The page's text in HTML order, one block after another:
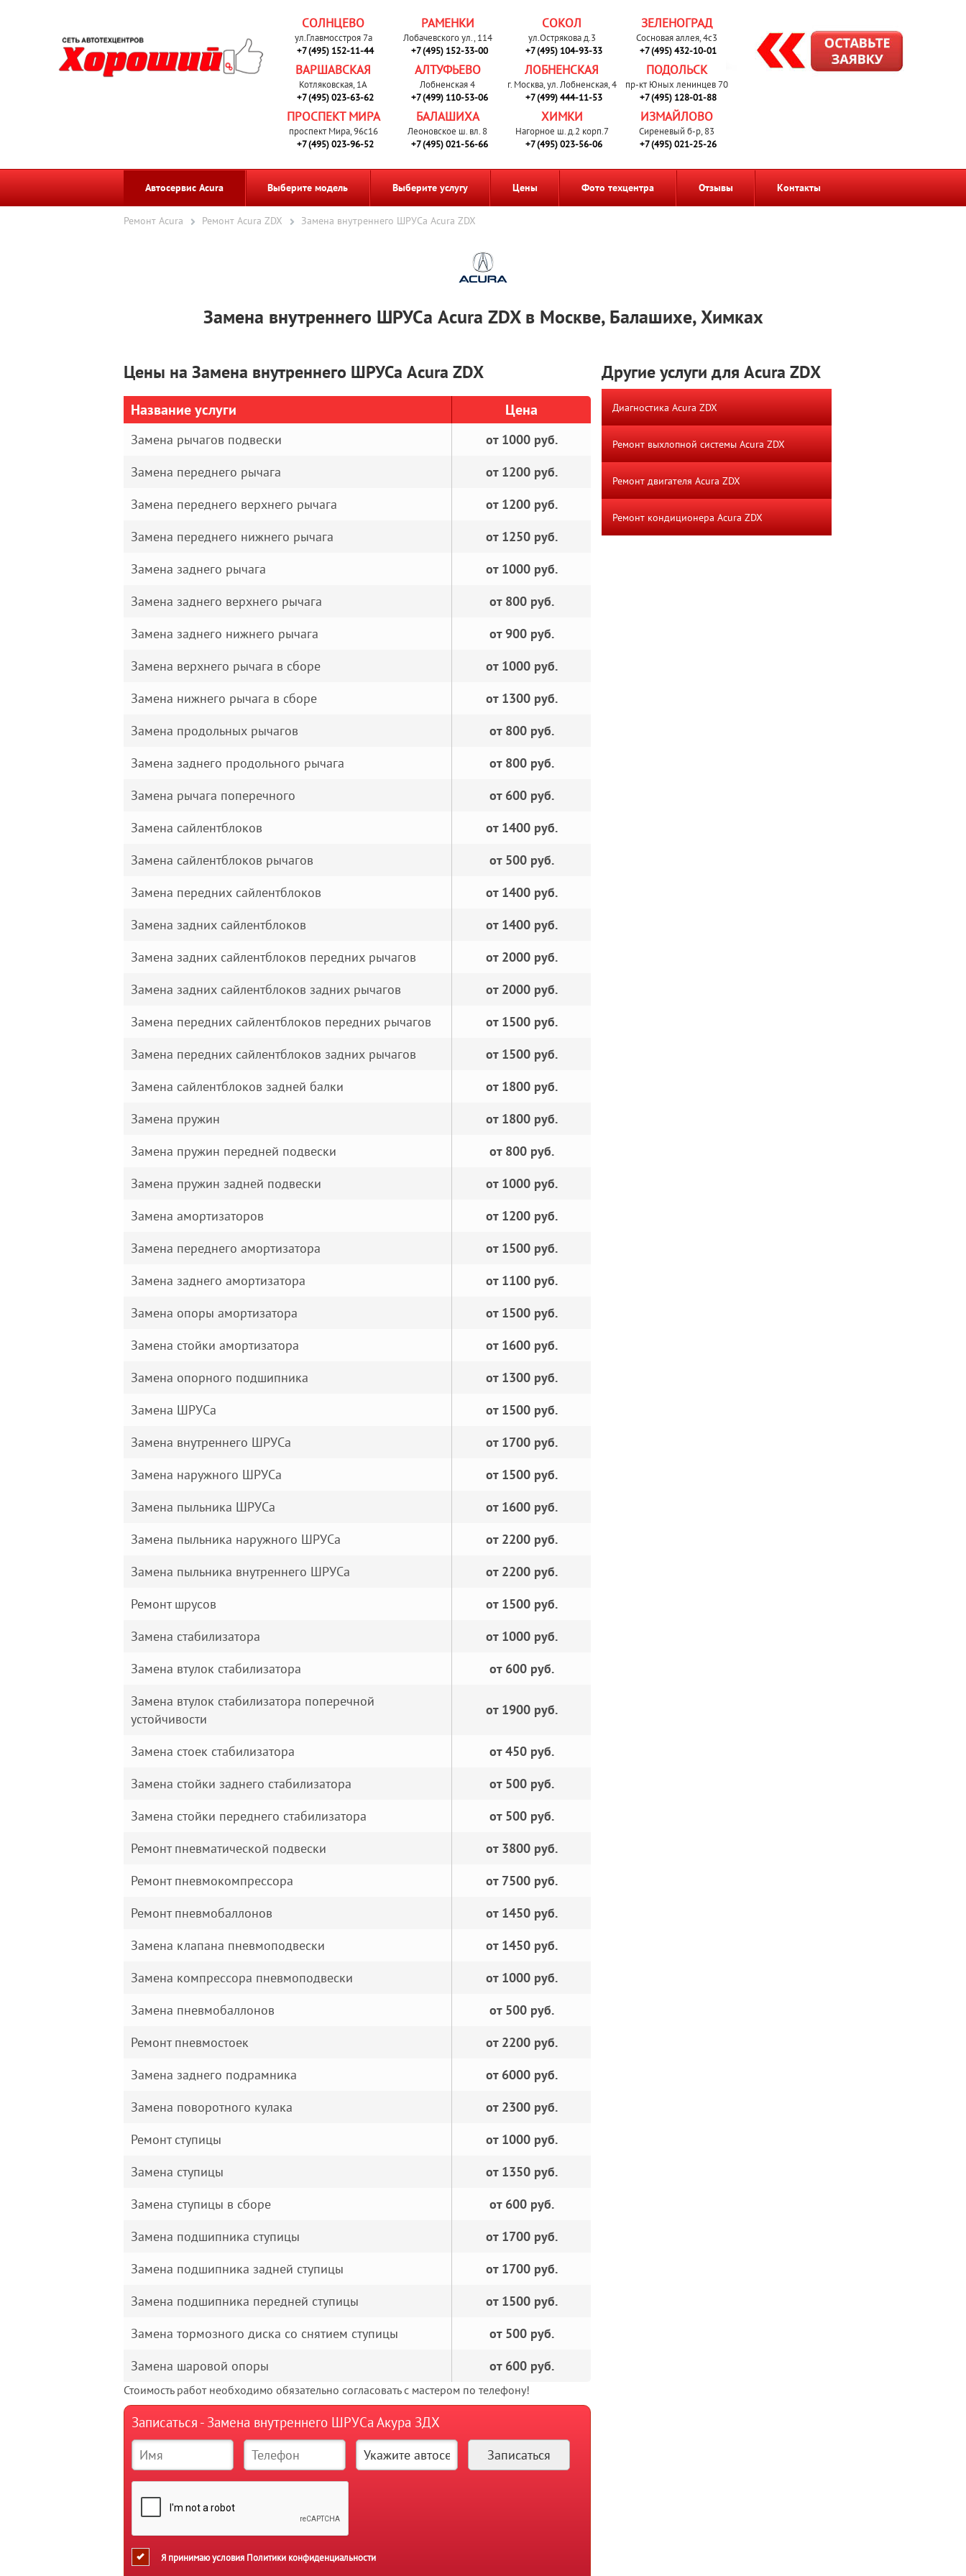
СОЛНЦЕВО
ул.Главмосстроя 7а
+7 (495) 152-11-44
РАМЕНКИ
Лобачевского ул., 114
+7 (495) 152-33-00
СОКОЛ
ул.Острякова д.3
+7 (495) 104-93-33
ЗЕЛЕНОГРАД
Сосновая аллея, 4с3
+7 (495) 432-10-01
ВАРШАВСКАЯ
Котляковская, 1А
+7 (495) 023-63-62
АЛТУФЬЕВО
Лобненская 4
+7 (499) 110-53-06
ЛОБНЕНСКАЯ
г. Москва, ул. Лобненская, 4
+7 (499) 444-11-53
ПОДОЛЬСК
пр-кт Юных ленинцев 70
+7 (495) 128-01-88
ПРОСПЕКТ МИРА
проспект Мира, 96с16
+7 (495) 023-96-52
БАЛАШИХА
Леоновское ш. вл. 8
+7 (495) 021-56-66
ХИМКИ
Нагорное ш. д.2 корп.7
+7 (495) 023-56-06
ИЗМАЙЛОВО
Сиреневый б-р, 83
+7 (495) 021-25-26
Автосервис Acura Выберите модель Выберите услугу Цены Фото техцентра Отзывы Контакты
Ремонт Acura Ремонт Acura ZDX Замена внутреннего ШРУСа Acura ZDX
Замена внутреннего ШРУСа Acura ZDX в Москве, Балашихе, Химках
Цены на Замена внутреннего ШРУСа Acura ZDX
Название услуги Цена
Замена рычагов подвески
от 1000 руб.
Замена переднего рычага
от 1200 руб.
Замена переднего верхнего рычага
от 1200 руб.
Замена переднего нижнего рычага
от 1250 руб.
Замена заднего рычага
от 1000 руб.
Замена заднего верхнего рычага
от 800 руб.
Замена заднего нижнего рычага
от 900 руб.
Замена верхнего рычага в сборе
от 1000 руб.
Замена нижнего рычага в сборе
от 1300 руб.
Замена продольных рычагов
от 800 руб.
Замена заднего продольного рычага
от 800 руб.
Замена рычага поперечного
от 600 руб.
Замена сайлентблоков
от 1400 руб.
Замена сайлентблоков рычагов
от 500 руб.
Замена передних сайлентблоков
от 1400 руб.
Замена задних сайлентблоков
от 1400 руб.
Замена задних сайлентблоков передних рычагов
от 2000 руб.
Замена задних сайлентблоков задних рычагов
от 2000 руб.
Замена передних сайлентблоков передних рычагов
от 1500 руб.
Замена передних сайлентблоков задних рычагов
от 1500 руб.
Замена сайлентблоков задней балки
от 1800 руб.
Замена пружин
от 1800 руб.
Замена пружин передней подвески
от 800 руб.
Замена пружин задней подвески
от 1000 руб.
Замена амортизаторов
от 1200 руб.
Замена переднего амортизатора
от 1500 руб.
Замена заднего амортизатора
от 1100 руб.
Замена опоры амортизатора
от 1500 руб.
Замена стойки амортизатора
от 1600 руб.
Замена опорного подшипника
от 1300 руб.
Замена ШРУСа
от 1500 руб.
Замена внутреннего ШРУСа
от 1700 руб.
Замена наружного ШРУСа
от 1500 руб.
Замена пыльника ШРУСа
от 1600 руб.
Замена пыльника наружного ШРУСа
от 2200 руб.
Замена пыльника внутреннего ШРУСа
от 2200 руб.
Ремонт шрусов
от 1500 руб.
Замена стабилизатора
от 1000 руб.
Замена втулок стабилизатора
от 600 руб.
Замена втулок стабилизатора поперечной
устойчивости
от 1900 руб.
Замена стоек стабилизатора
от 450 руб.
Замена стойки заднего стабилизатора
от 500 руб.
Замена стойки переднего стабилизатора
от 500 руб.
Ремонт пневматической подвески
от 3800 руб.
Ремонт пневмокомпрессора
от 7500 руб.
Ремонт пневмобаллонов
от 1450 руб.
Замена клапана пневмоподвески
от 1450 руб.
Замена компрессора пневмоподвески
от 1000 руб.
Замена пневмобаллонов
от 500 руб.
Ремонт пневмостоек
от 2200 руб.
Замена заднего подрамника
от 6000 руб.
Замена поворотного кулака
от 2300 руб.
Ремонт ступицы
от 1000 руб.
Замена ступицы
от 1350 руб.
Замена ступицы в сборе
от 600 руб.
Замена подшипника ступицы
от 1700 руб.
Замена подшипника задней ступицы
от 1700 руб.
Замена подшипника передней ступицы
от 1500 руб.
Замена тормозного диска со снятием ступицы
от 500 руб.
Замена шаровой опоры
от 600 руб.
Стоимость работ необходимо обязательно согласовать с мастером по телефону!
Записаться - Замена внутреннего ШРУСа Акура ЗДХ
Я принимаю условия Политики конфиденциальности
Другие услуги для Acura ZDX
Диагностика Acura ZDX
Ремонт выхлопной системы Acura ZDX
Ремонт двигателя Acura ZDX
Ремонт кондиционера Acura ZDX